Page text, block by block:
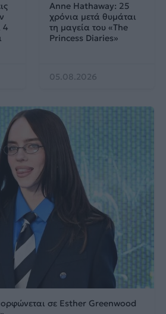
4
Anne Hathaway: 25
χρόνια μετά θυμάται
τη μαγεία του «The
Princess Diaries»
05.08.2026
σε Esther Greenwood